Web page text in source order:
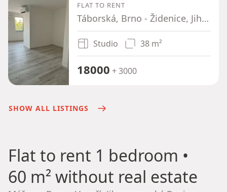
FLAT TO RENT
Táborská, Brno - Židenice, Jihomoravský Region
Studio 38 m²
18000 + 3000
SHOW ALL LISTINGS
Flat to rent 1 bedroom •
60 m² without real estate